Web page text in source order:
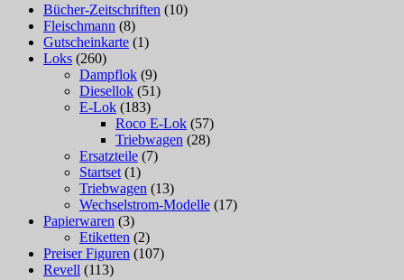
Bücher-Zeitschriften (10)
Fleischmann (8)
Gutscheinkarte (1)
Loks (260)
Dampflok (9)
Diesellok (51)
E-Lok (183)
Roco E-Lok (57)
Triebwagen (28)
Ersatzteile (7)
Startset (1)
Triebwagen (13)
Wechselstrom-Modelle (17)
Papierwaren (3)
Etiketten (2)
Preiser Figuren (107)
Revell (113)